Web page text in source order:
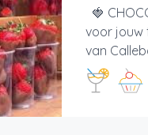
🍓
voor jouw
van